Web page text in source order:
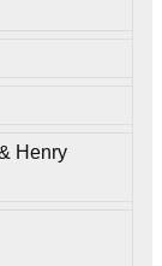
Henry